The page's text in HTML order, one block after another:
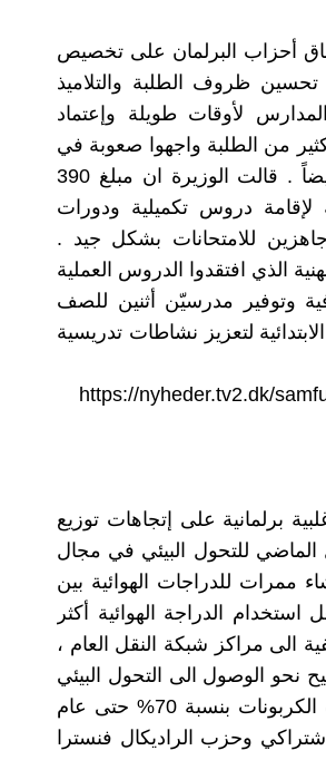
أحزاب البرلمان على تخصيص
في تحسين ظروف الطلبة والتلاميذ
لأوقات طويلة وإعتماد
من الطلبة واجهوا صعوبة في
اكتساب المعرفة ، وإيصال الدروس كان صعباً أيضاً . قالت الوزيرة ان مبلغ 390
دروس تكميلية ودورات
جاهزين للامتحانات بشكل جيد .
المهنية الذي افتقدوا الدروس العملية
وتوفير مدرسيّن أثنين للصف
المدارس الابتدائية لتعزيز نشاطات تدريسية
https://nyheder.tv2.dk/
برلمانية على إتجاهات توزيع
الماضي للتحول البيئي في مجال
تكاليف 20 مشروعاً لإنشاء ممرات للدراجات الهوائية بين
الدراجة الهوائية أكثر
الى مراكز شبكة النقل العام ،
نحو الوصول الى التحول البيئي
في الدنمارك ضمن خطة الحكومة لخفض انبعاث الكربونات بنسبة 70% حتى عام
وحزب الراديكال فنسترا